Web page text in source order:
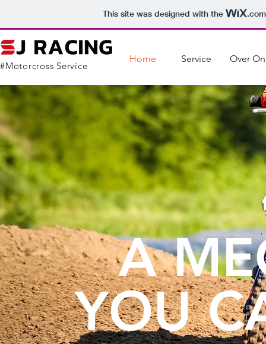
This site was designed with the .com
#Motorcross Service
Home Service Over
A
YOU